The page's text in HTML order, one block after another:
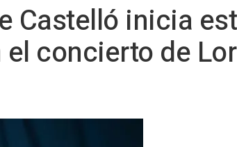
Castelló inicia
concierto de